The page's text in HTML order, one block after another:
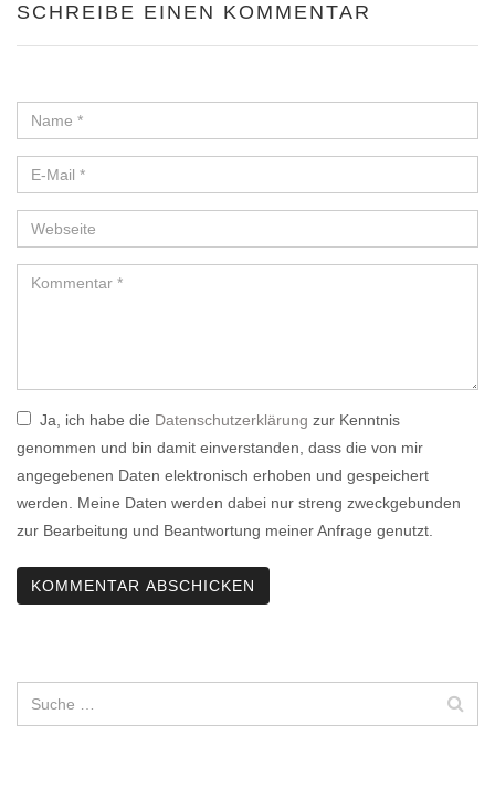
SCHREIBE EINEN KOMMENTAR
Ja, ich habe die Datenschutzerklärung zur Kenntnis
genommen und bin damit einverstanden, dass die von mir
angegebenen Daten elektronisch erhoben und gespeichert
werden. Meine Daten werden dabei nur streng zweckgebunden
zur Bearbeitung und Beantwortung meiner Anfrage genutzt.